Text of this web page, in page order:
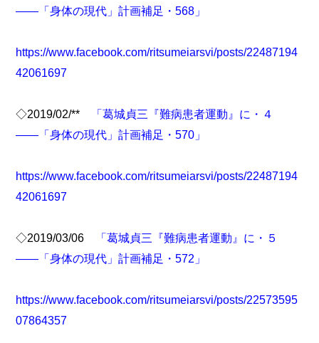
――「身体の現代」計画補足・568」
https://www.facebook.com/ritsumeiarsvi/posts/22487194
42061697
◇2019/02/**
「葛城貞三『難病患者運動』に・４
――「身体の現代」計画補足・570」
https://www.facebook.com/ritsumeiarsvi/posts/22487194
42061697
◇2019/03/06
「葛城貞三『難病患者運動』に・５
――「身体の現代」計画補足・572」
https://www.facebook.com/ritsumeiarsvi/posts/22573595
07864357